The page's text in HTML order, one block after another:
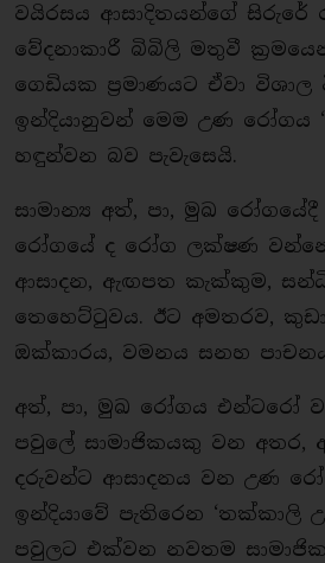
වයිරසය ආසාදිතයන්ගේ සිරුරේ
වේදනාකාරී බිබිලි මතුවී
ගෙඩියක ප්‍රමාණයට ඒවා
ඉන්දියානුවන් මෙම උණ රෝගය
හඳුන්වන බව පැවැසෙයි.
සාමාන්‍ය අත්, පා, මුඛ
රෝගයේ ද රෝග ලක්ෂණ
ආසාදන, ඇඟපත කැක්කුම,
තෙහෙට්ටුවය. ඊට අමතරව,
ඔක්කාරය, වමනය සනහ පාචනය
අත්, පා, මුඛ රෝගය එන්ටරෝ
පවුලේ සාමාජිකයකු වන අතර,
දරුවන්ට ආසාදනය වන උණ
ඉන්දියාවේ පැතිරෙන ‘තක්කාලි
පවුලට එක්වන නවතම